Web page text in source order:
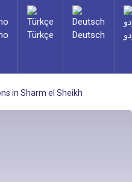
Türkçe Deutsch